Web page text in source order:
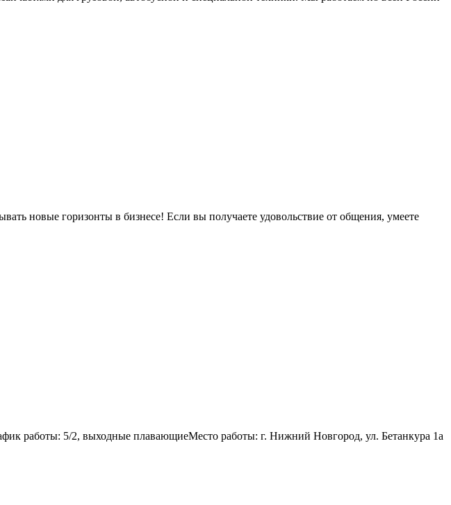
новые горизонты в бизнесе! Если вы получаете удовольствие от общения, умеете
работы: 5/2, выходные плавающиеМесто работы: г. Нижний Новгород, ул. Бетанкура 1а